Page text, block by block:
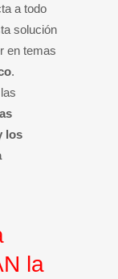
a todo
solución
en temas
.
los
la